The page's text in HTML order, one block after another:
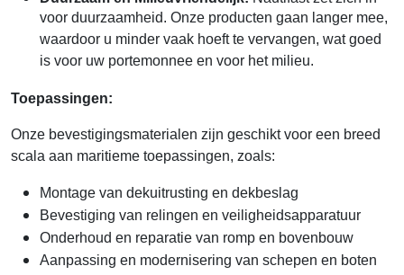
voor duurzaamheid. Onze producten gaan langer mee,
waardoor u minder vaak hoeft te vervangen, wat goed
is voor uw portemonnee en voor het milieu.
Toepassingen:
Onze bevestigingsmaterialen zijn geschikt voor een breed
scala aan maritieme toepassingen, zoals:
Montage van dekuitrusting en dekbeslag
Bevestiging van relingen en veiligheidsapparatuur
Onderhoud en reparatie van romp en bovenbouw
Aanpassing en modernisering van schepen en boten